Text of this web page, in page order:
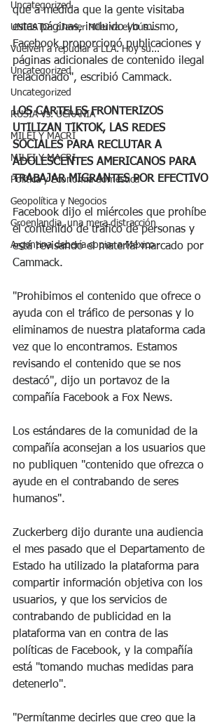
Uncategorized
UNICATO: ¿Javier Milei va el bús...
Vuelven a repudiar a LLA. Hoy su...
Uncategorized
Uncategorized
RUSIA Vs. UCRANIA
MILEI Y MACRI
MILEI Y MACRI
Política y Economía doméstica
Geopolítica y Negocios
Groenlandia, una mera distracción
Argentina debería copiar a México
que a medida que la gente visitaba
estas páginas, incluido yo mismo,
Facebook proporcionó publicaciones y
páginas adicionales de contenido ilegal
relacionado", escribió Cammack.
LOS CARTELES FRONTERIZOS
UTILIZAN TIKTOK, LAS REDES
SOCIALES PARA RECLUTAR A
ADOLESCENTES AMERICANOS PARA
TRABAJAR MIGRANTES POR EFECTIVO
Facebook dijo el miércoles que prohíbe
el contenido de tráfico de personas y
está revisando el material marcado por
Cammack.
"Prohibimos el contenido que ofrece o
ayuda con el tráfico de personas y lo
eliminamos de nuestra plataforma cada
vez que lo encontramos. Estamos
revisando el contenido que se nos
destacó", dijo un portavoz de la
compañía Facebook a Fox News.
Los estándares de la comunidad de la
compañía aconsejan a los usuarios que
no publiquen "contenido que ofrezca o
ayude en el contrabando de seres
humanos".
Zuckerberg dijo durante una audiencia
el mes pasado que el Departamento de
Estado ha utilizado la plataforma para
compartir información objetiva con los
usuarios, y que los servicios de
contrabando de publicidad en la
plataforma van en contra de las
políticas de Facebook, y la compañía
está "tomando muchas medidas para
detenerlo".
"Permítanme decirles que creo que la